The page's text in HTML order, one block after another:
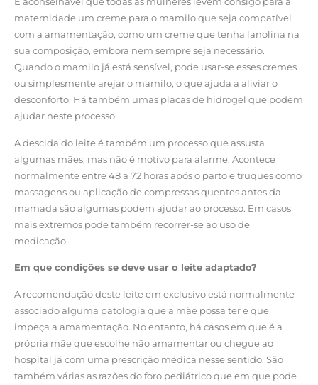
maternidade um creme para o mamilo que seja compatível
com a amamentação, como um creme que tenha lanolina na
sua composição, embora nem sempre seja necessário.
Quando o mamilo já está sensível, pode usar-se esses cremes
ou simplesmente arejar o mamilo, o que ajuda a aliviar o
desconforto. Há também umas placas de hidrogel que podem
ajudar neste processo.
A descida do leite é também um processo que assusta
algumas mães, mas não é motivo para alarme. Acontece
normalmente entre 48 a 72 horas após o parto e truques como
massagens ou aplicação de compressas quentes antes da
mamada são algumas podem ajudar ao processo. Em casos
mais extremos pode também recorrer-se ao uso de
medicação.
Em que condições se deve usar o leite adaptado?
A recomendação deste leite em exclusivo está normalmente
associado alguma patologia que a mãe possa ter e que
impeça a amamentação. No entanto, há casos em que é a
própria mãe que escolhe não amamentar ou chegue ao
hospital já com uma prescrição médica nesse sentido. São
também várias as razões do foro pediátrico que em que pode